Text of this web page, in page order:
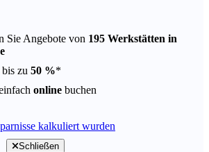
Sie Angebote von 195 Werkstätten in
bis zu 50 %*
online buchen
kalkuliert wurden
Schließen